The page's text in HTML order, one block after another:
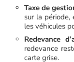
Taxe de
sur la
les véhicules
Redevance
redevance
carte grise.